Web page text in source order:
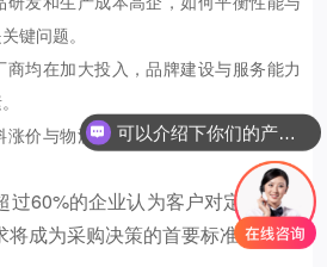
键问题。
商均在加大投入，品牌建设与服务能力
涨价与物流波动影响交货周期和价格稳
60%的企业认为客户对定制交期
将成为采购决策的首要标准。
你们是怎么收费的呢